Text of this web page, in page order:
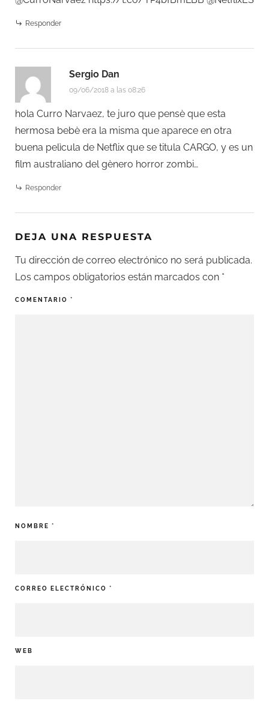
Responder
Sergio Dan
09/06/2018 a las 08:26
hola Curro Narvaez, te juro que pensè que esta
hermosa bebè era la misma que aparece en otra
buena pelìcula de Netflix que se titula CARGO, y es un
film australiano del gènero horror zombi…
Responder
DEJA UNA RESPUESTA
Tu dirección de correo electrónico no será publicada.
Los campos obligatorios están marcados con *
COMENTARIO *
NOMBRE *
CORREO ELECTRÓNICO *
WEB